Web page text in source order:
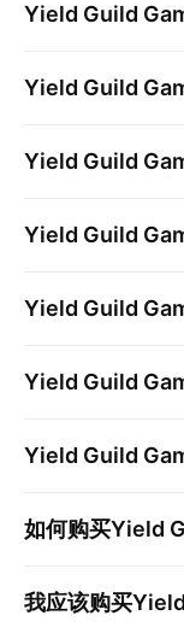
Yield Guild
Yield Guild
Yield Guild
Yield Guild
Yield Guild
Yield Guild
Yield Guild
如何购买Yield
我应该购买